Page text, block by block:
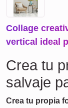
Collage
vertical ideal
Crea tu
salvaje
Crea tu propia